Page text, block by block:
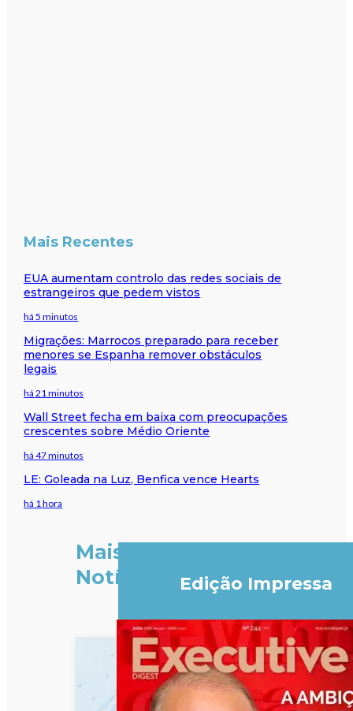
Mais Recentes
EUA aumentam controlo das redes sociais de
estrangeiros que pedem vistos
há 5 minutos
Migrações: Marrocos preparado para receber
menores se Espanha remover obstáculos
legais
há 21 minutos
Wall Street fecha em baixa com preocupações
crescentes sobre Médio Oriente
há 47 minutos
LE: Goleada na Luz, Benfica vence Hearts
há 1 hora
Mais
Notícias
Edição Impressa